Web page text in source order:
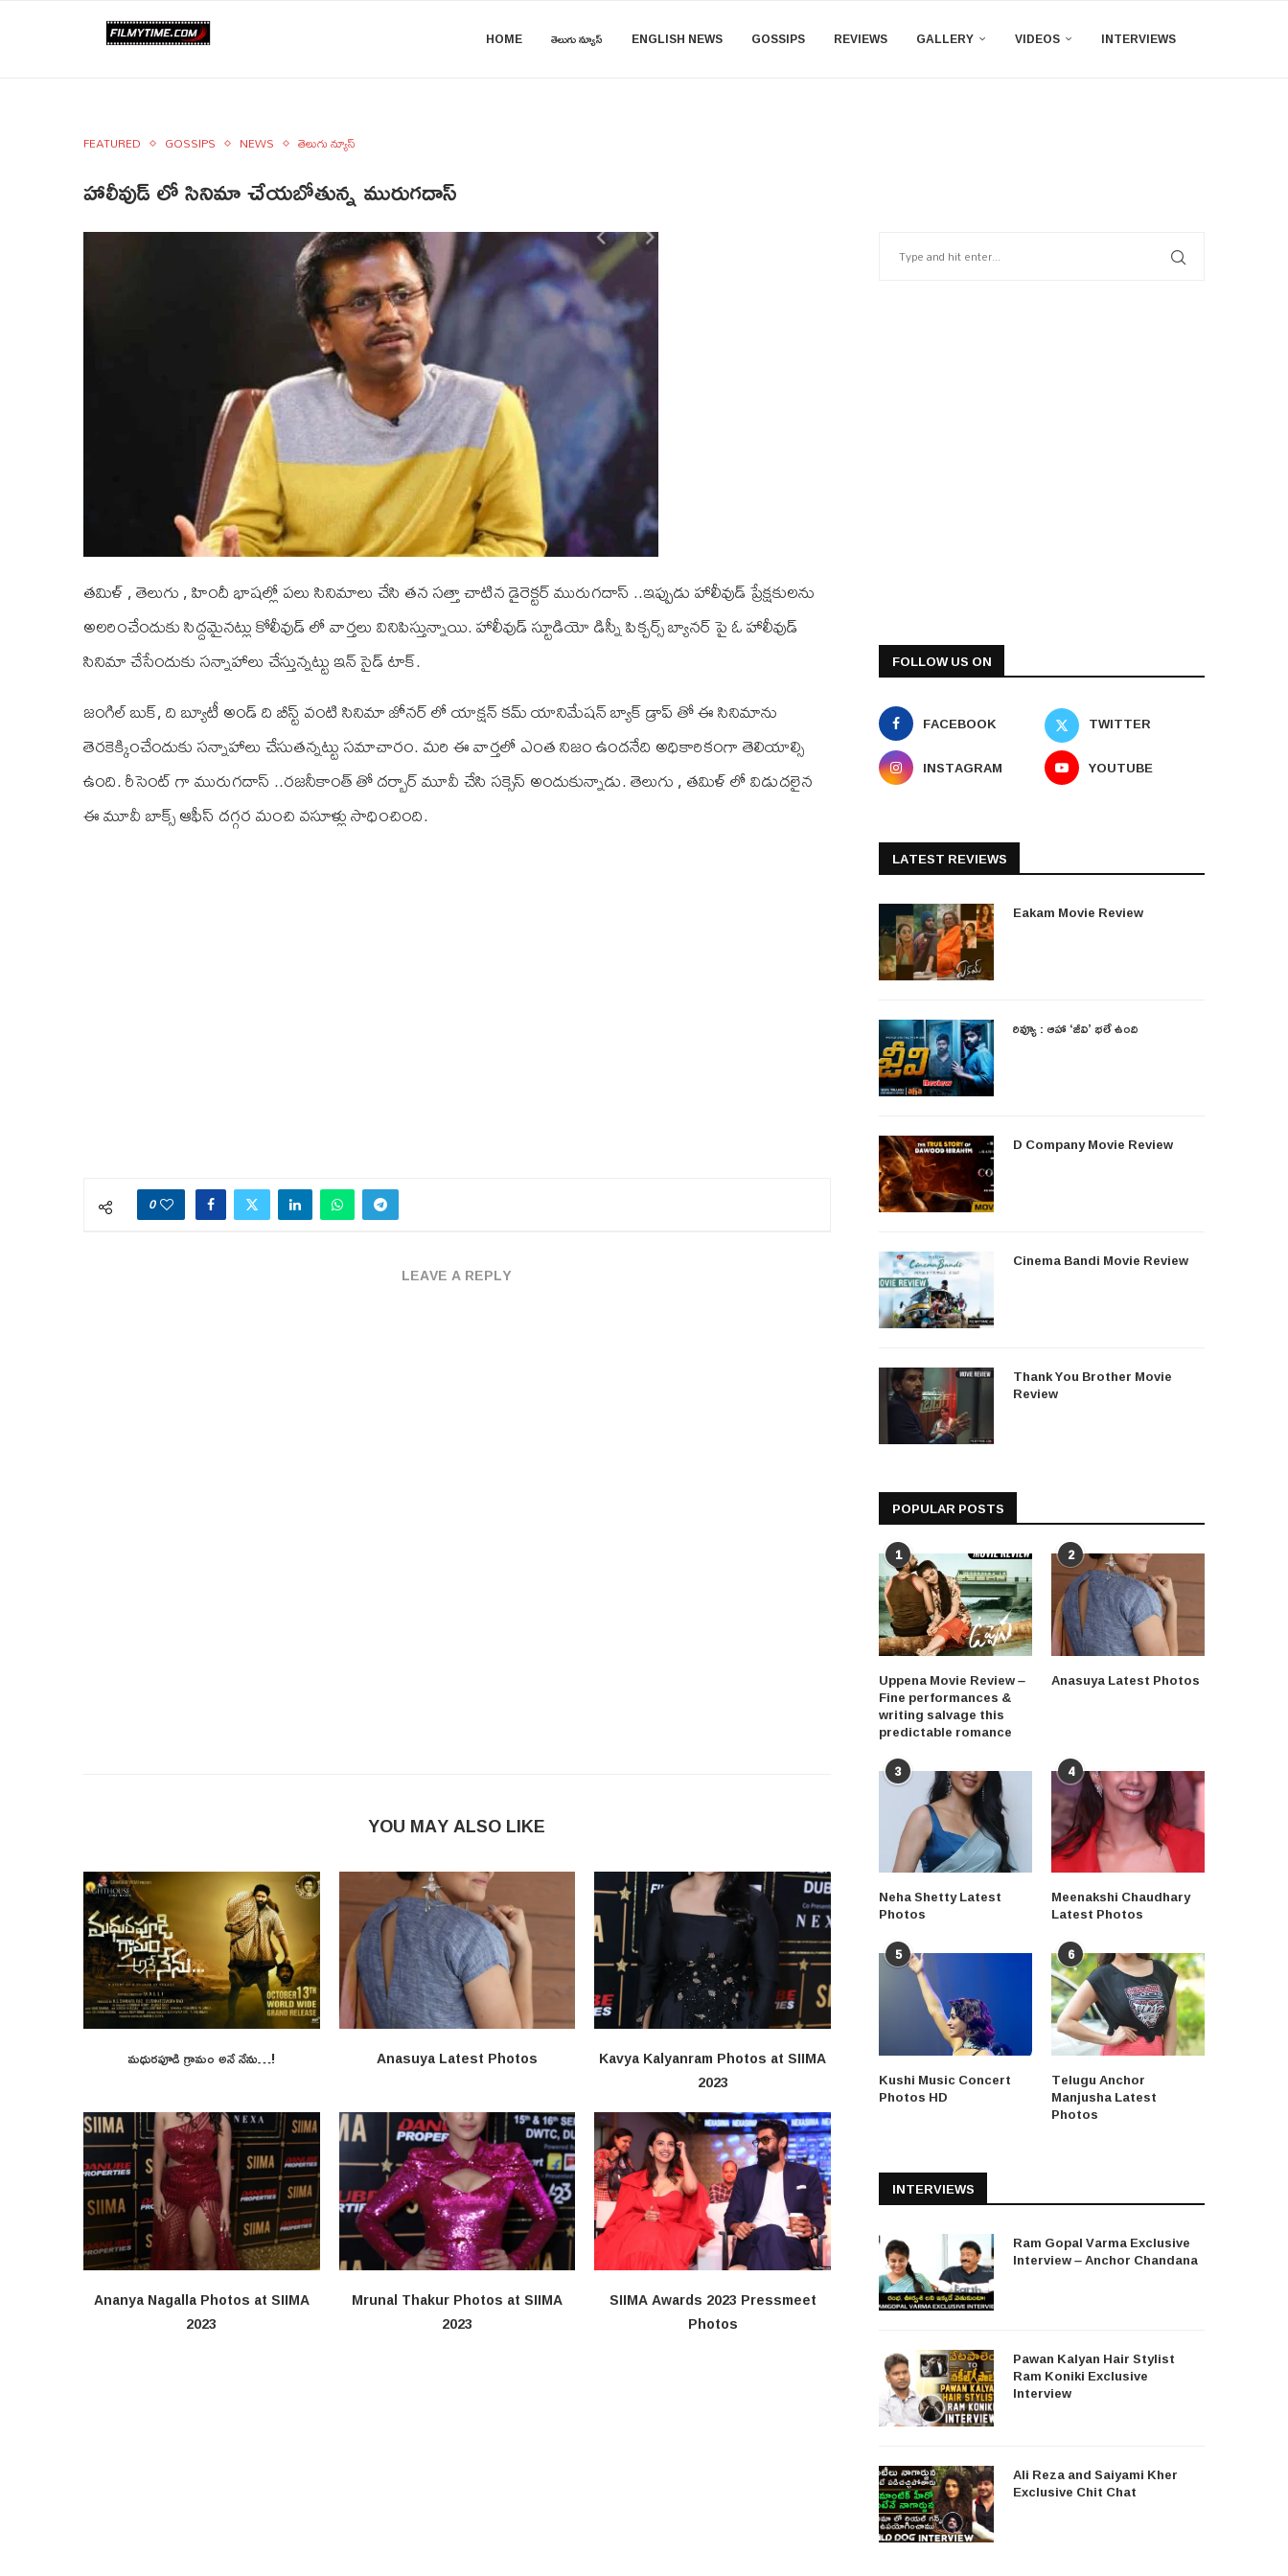
HOME తెలుగు న్యూస్ ENGLISH NEWS GOSSIPS REVIEWS GALLERY VIDEOS INTERVIEWS
FEATURED GOSSIPS NEWS తెలుగు న్యూస్
హాలీవుడ్ లో సినిమా చేయబోతున్న మురుగ‌దాస్
తమిళ్ , తెలుగు , హిందీ భాషల్లో పలు సినిమాలు చేసి తన సత్తా చాటిన డైరెక్టర్ మురుగ‌దాస్ ..ఇప్పుడు హాలీవుడ్ ప్రేక్షకులను
అలరించేందుకు సిద్దమైనట్లు కోలీవుడ్ లో వార్తలు వినిపిస్తున్నాయి. హాలీవుడ్ స్టూడియో డిస్నీ పిక్చ‌ర్స్ బ్యాన‌ర్ పై ఓ హాలీవుడ్
సినిమా చేసేందుకు స‌న్నాహాలు చేస్తున్న‌ట్టు ఇన్ సైడ్ టాక్‌.
జంగిల్ బుక్‌, ది బ్యూటీ అండ్ ది బీస్ట్ వంటి సినిమా జోన‌ర్ లో యాక్షన్ క‌మ్ యానిమేష‌న్ బ్యాక్ డ్రాప్ తో ఈ సినిమాను
తెర‌కెక్కించేందుకు సన్నాహాలు చేసుత‌న్న‌ట్టు స‌మాచారం. మరి ఈ వార్తలో ఎంత నిజం ఉందనేది అధికారికంగా తెలియాల్సి
ఉంది. రీసెంట్ గా మురుగ‌దాస్ ..రజనీకాంత్ తో దర్బార్ మూవీ చేసి సక్సెస్ అందుకున్నాడు. తెలుగు , తమిళ్ లో విడుదలైన
ఈ మూవీ బాక్స్ ఆఫీస్ దగ్గర మంచి వసూళ్లు సాధించింది.
0
LEAVE A REPLY
YOU MAY ALSO LIKE
మధురపూడి గ్రామం అనే నేను…! Anasuya Latest Photos
Kavya Kalyanram Photos at SIIMA
2023
Ananya Nagalla Photos at SIIMA
2023
Mrunal Thakur Photos at SIIMA
2023
SIIMA Awards 2023 Pressmeet
Photos
FOLLOW US ON
FACEBOOK
TWITTER
INSTAGRAM
YOUTUBE
LATEST REVIEWS
Eakam Movie Review
రివ్యూ : ఆహా ‘జీవి’ భలే ఉంది
D Company Movie Review
Cinema Bandi Movie Review
Thank You Brother Movie
Review
POPULAR POSTS
1
Uppena Movie Review –
Fine performances &
writing salvage this
predictable romance
2
Anasuya Latest Photos
3
Neha Shetty Latest
Photos
4
Meenakshi Chaudhary
Latest Photos
5
Kushi Music Concert
Photos HD
6
Telugu Anchor
Manjusha Latest
Photos
INTERVIEWS
Ram Gopal Varma Exclusive
Interview – Anchor Chandana
Pawan Kalyan Hair Stylist
Ram Koniki Exclusive
Interview
Ali Reza and Saiyami Kher
Exclusive Chit Chat